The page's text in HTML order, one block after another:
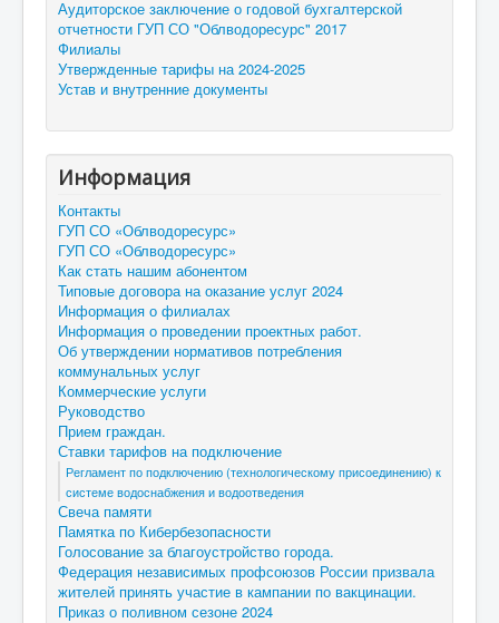
Аудиторское заключение о годовой бухгалтерской
отчетности ГУП СО "Облводоресурс" 2017
Филиалы
Утвержденные тарифы на 2024-2025
Устав и внутренние документы
Информация
Контакты
ГУП СО «Облводоресурс»
ГУП СО «Облводоресурс»
Как стать нашим абонентом
Типовые договора на оказание услуг 2024
Информация о филиалах
Информация о проведении проектных работ.
Об утверждении нормативов потребления
коммунальных услуг
Коммерческие услуги
Руководство
Прием граждан.
Ставки тарифов на подключение
Регламент по подключению (технологическому присоединению) к
системе водоснабжения и водоотведения
Свеча памяти
Памятка по Кибербезопасности
Голосование за благоустройство города.
Федерация независимых профсоюзов России призвала
жителей принять участие в кампании по вакцинации.
Приказ о поливном сезоне 2024